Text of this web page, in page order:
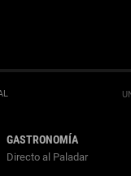
GASTRONOMÍA
Directo al Paladar